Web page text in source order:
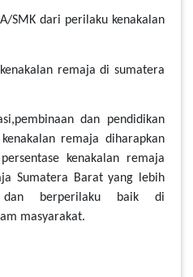
SMK dari perilaku kenakalan
remaja di sumatera
dan pendidikan
remaja diharapkan
kenakalan remaja
Sumatera Barat yang lebih
dan berperilaku baik di
masyarakat.